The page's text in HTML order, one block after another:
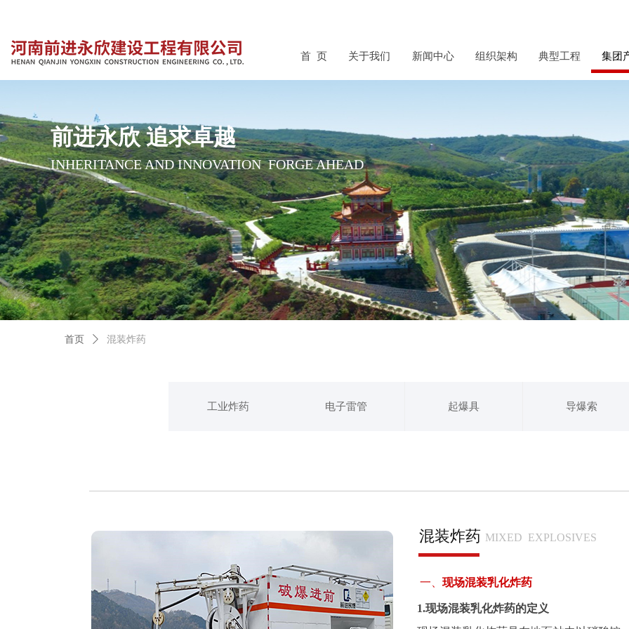
前进永欣 追求卓越
INHERITANCE AND INNOVATION FORGE AHEAD
首 页 关于我们 新闻中心 组织架构 典型工程 集团
首页 ꄲ 混装炸药
工业炸药 电子雷管 起爆具 导爆索
混装炸药 MIXED EXPLOSIVES
一、 现场混装乳化炸药
1.现场混装乳化炸药的定义